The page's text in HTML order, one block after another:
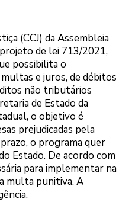
(CCJ) da Assembleia
de lei 713/2021,
possibilita o
e juros, de débitos
não tributários
de Estado da
o objetivo é
prejudicadas pela
o programa quer
Estado. De acordo com
para implementar na
multa punitiva. A